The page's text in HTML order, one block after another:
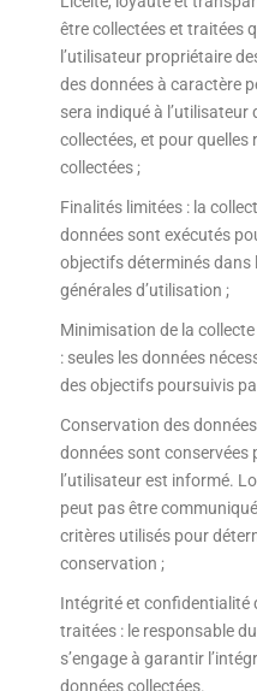
être collectées et traitées
l’utilisateur propriétaire
des données à caractère
sera indiqué à l’utilisateur
collectées, et pour quelles
collectées ;
Finalités limitées : la
données sont exécutés
objectifs déterminés dans
générales d’utilisation ;
Minimisation de la
: seules les données
des objectifs poursuivis
Conservation des
données sont conservées
l’utilisateur est informé.
peut pas être
critères utilisés pour
conservation ;
Intégrité et confidentialité
traitées : le responsable
s’engage à garantir
données collectées.